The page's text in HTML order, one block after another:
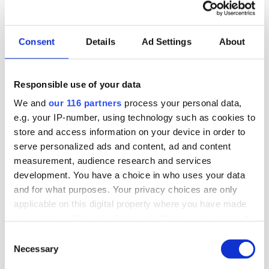
Consent Details Ad Settings About
Responsible use of your data
We and our 116 partners process your personal data,
e.g. your IP-number, using technology such as cookies to
store and access information on your device in order to
serve personalized ads and content, ad and content
measurement, audience research and services
development. You have a choice in who uses your data
and for what purposes. Your privacy choices are only
applicable on this digital property where you have made
the Privacy trigger icon.
Selection
Necessary
”För vem vajar Regnbågsflaggan?”
Regnbågsflaggan som symbol för HBTQ-
rörelsen skapades 1978 i San Fransciso. I dag
Stockholms bussar, vid bostäder, utanför
Hemköp och hos Utrikespolitiska institutet, för
att nämna några få.
Bloggar
2018-07-29, 08:17
”Brinnande valrörelse – deja vu från
2014”
Jag brukar tänka på tiden som en spiral. En spiral